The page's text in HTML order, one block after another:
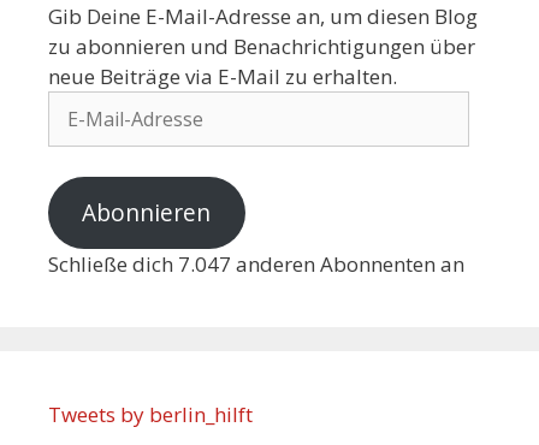
Gib Deine E-Mail-Adresse an, um diesen Blog
zu abonnieren und Benachrichtigungen über
neue Beiträge via E-Mail zu erhalten.
Abonnieren
Schließe dich 7.047 anderen Abonnenten an
Tweets by berlin_hilft